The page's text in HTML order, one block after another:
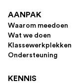
AANPAK
Waarom meedoen
Wat we doen
Klassewerkplekken
Ondersteuning
KENNIS